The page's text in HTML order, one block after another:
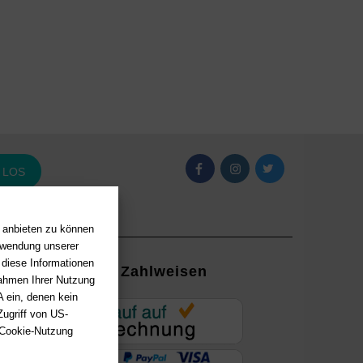
zu können
unserer
Informationen
Ihrer Nutzung
ein, denen kein
von US-
Nutzung
LOS
mit
Zahlweisen